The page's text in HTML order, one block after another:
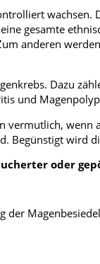
wachsen.
gesamte
anderen
Dazu
und
vermutlich, wenn
Begünstigt wird
oder
der